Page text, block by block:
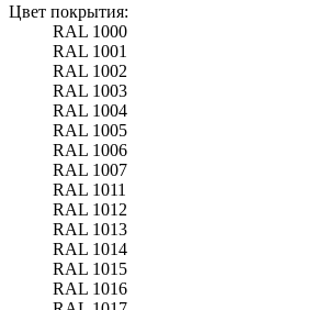
Цвет покрытия:
RAL 1000
RAL 1001
RAL 1002
RAL 1003
RAL 1004
RAL 1005
RAL 1006
RAL 1007
RAL 1011
RAL 1012
RAL 1013
RAL 1014
RAL 1015
RAL 1016